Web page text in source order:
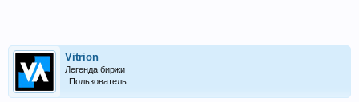
Vitrion
Легенда биржи
Пользователь